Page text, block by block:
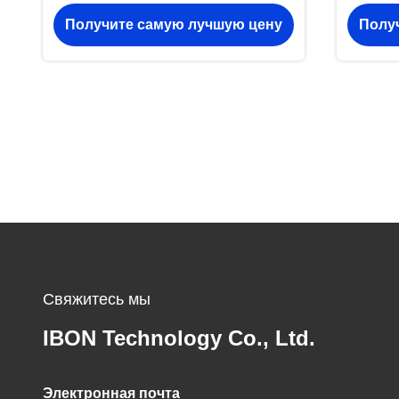
машина, CNC панель режущая
машина на заказ
Получите самую лучшую цену
Свяжитесь мы
IBON Technology Co., Ltd.
Электронная почта